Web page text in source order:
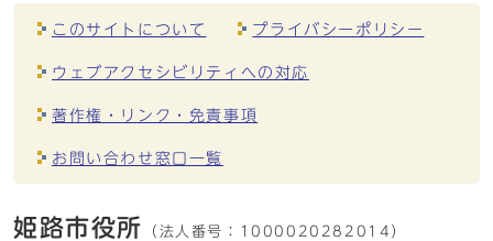
このサイトについて プライバシーポリシー
ウェブアクセシビリティへの対応
著作権・リンク・免責事項
お問い合わせ窓口一覧
姫路市役所 （法人番号： 1000020282014）